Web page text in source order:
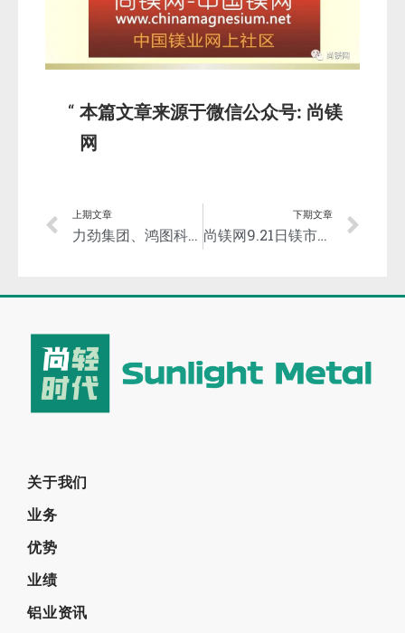
本篇文章来源于微信公众号: 尚镁
网
上期文章
力劲集团、鸿图科技联合发布12000T超大型智能压铸单元
下期文章
尚镁网9.21日镁市场简评：镁市稳中走坚
关于我们
业务
优势
业绩
铝业资讯